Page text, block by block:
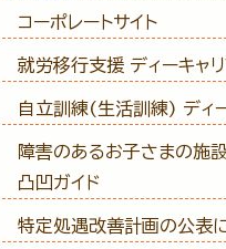
コーポレートサイト
就労移行支援 ディーキャ
自立訓練(生活訓練) ディ
障害のあるお子さまの施
凸凹ガイド
特定処遇改善計画の公表